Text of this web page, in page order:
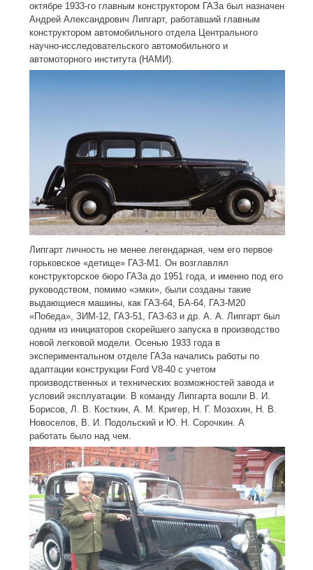
октябре 1933-го главным конструктором ГАЗа был назначен
Андрей Александрович Липгарт, работавший главным
конструктором автомобильного отдела Центрального
научно-исследовательского автомобильного и
автомоторного института (НАМИ).
Липгарт личность не менее легендарная, чем его первое
горьковское «детище» ГАЗ-M1. Он возглавлял
конструкторское бюро ГАЗа до 1951 года, и именно под его
руководством, помимо «эмки», были созданы такие
выдающиеся машины, как ГАЗ-64, БА-64, ГАЗ-М20
«Победа», ЗИМ-12, ГАЗ-51, ГАЗ-63 и др. А. А. Липгарт был
одним из инициаторов скорейшего запуска в производство
новой легковой модели. Осенью 1933 года в
экспериментальном отделе ГАЗа начались работы по
адаптации конструкции Ford V8-40 с учетом
производственных и технических возможностей завода и
условий эксплуатации. В команду Липгарта вошли В. И.
Борисов, Л. В. Косткин, А. М. Кригер, Н. Г. Мозохин, Н. В.
Новоселов, В. И. Подольский и Ю. Н. Сорочкин. А
работать было над чем.